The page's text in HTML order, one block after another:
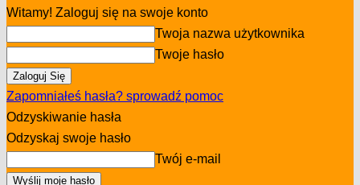
Witamy! Zaloguj się na swoje konto
Twoja nazwa użytkownika
Twoje hasło
Zapomniałeś hasła? sprowadź pomoc
Odzyskiwanie hasła
Odzyskaj swoje hasło
Twój e-mail